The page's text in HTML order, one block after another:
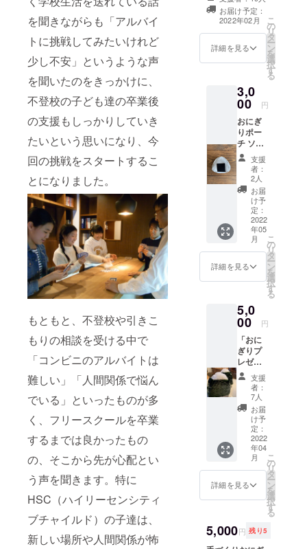
を聞きながらも「アルバイ
トに挑戦してみたいけれど
少し不安」というような声
を聞いたのをきっかけに、
不登校の子ども達の卒業後
の支援もしっかりしていき
たいという思いになり、今
回の挑戦をスタートするこ
とになりました。
もともと、不登校や引きこ
もりの相談を受ける中で
「コンビニのアルバイトは
難しい」「人間関係で悩ん
でいる」といったものが多
く、フリースクールを卒業
するまでは良かったもの
の、そこから先が心配とい
う声を聞きます。特に
HSC（ハイリーセンシティ
ブチャイルド）の子達は、
新しい場所や人間関係が怖
ていただきま
す）お届け予定：
2022年02月
詳細を見る
こ
の
リ
タ
ー
ン
を
選
択
す
る
3,0
00 円
おにぎ
りポー
チ ソラ
イロ工
房オリ
ジナル
のかわ
いい手
のひら
サイズ
のおに
ぎり
ポーチ
です。
サイズ
高さ
幅
10cm×
奥行
6cm
支援
者：
2人
お届
け予
定：
2022
年05
月
詳細を見る
こ
の
リ
タ
ー
ン
を
選
択
す
る
5,0
00 円
「おに
ぎりプ
レゼン
トチ
ケット
（おに
チ
ケ）」
25枚分
に支援
者様の
お名前
を記載
し、子
ども達
からの
メッ
セージ
支援
者：
7人
お届
け予
定：
2022
年04
月
詳細を見る
こ
の
リ
タ
ー
ン
を
選
択
す
る
5,000円 残り5